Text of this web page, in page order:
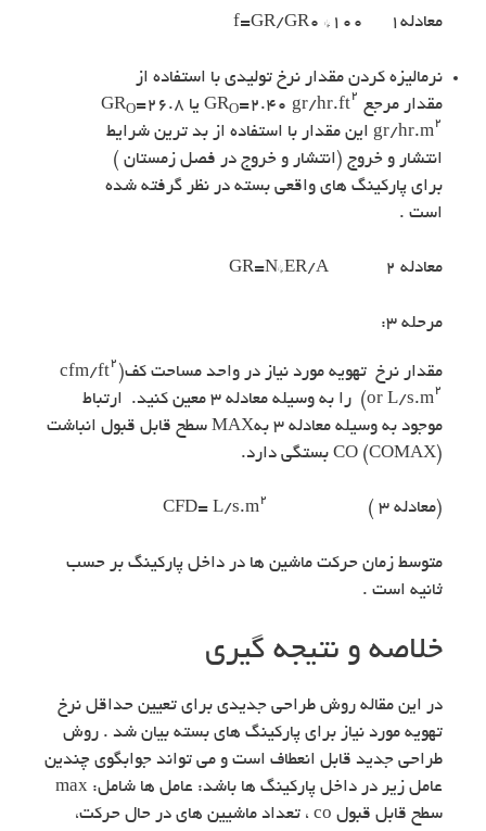
معادله۱ f=GR/GR0 *100
نرمالیزه کردن مقدار نرخ تولیدی با استفاده از
مقدار مرجع GR
O=۲.۴۰ gr/hr.ft۲ یا GR O=۲۶.۸
gr/hr.m۲
این مقدار با استفاده از بد ترین شرایط
انتشار و خروج (انتشار و خروج در فصل زمستان )
برای پارکینگ های واقعی بسته در نظر گرفته شده
است .
معادله ۲ GR=N*ER/A
مرحله ۳:
مقدار نرخ تهویه مورد نیاز در واحد مساحت کف(cfm/ft ۲
or L/s.m۲
) را به وسیله معادله ۳ معین کنید. ارتباط
موجود به وسیله معادله ۳ بهMAX سطح قابل قبول انباشت
CO (COMAX) بستگی دارد.
(معادله ۳ ) CFD= L/s.m ۲
متوسط زمان حرکت ماشین ها در داخل پارکینگ بر حسب
ثانیه است .
خلاصه و نتیجه گیری
در این مقاله روش طراحی جدیدی برای تعیین حداقل نرخ
تهویه مورد نیاز برای پارکینگ های بسته بیان شد . روش
طراحی جدید قابل انعطاف است و می تواند جوابگوی چندین
عامل زیر در داخل پارکینگ ها باشد: عامل ها شامل: max
سطح قابل قبول co ، تعداد ماشیین های در حال حرکت،